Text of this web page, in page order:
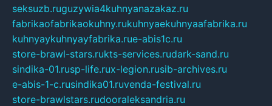
seksuzb.ruguzywia4kuhnyanazakaz.ru
fabrikaofabrikaokuhny.rukuhnyaekuhnyaafabrika.ru
kuhnyaykuhnyayfabrika.rue-abis1c.ru
store-brawl-stars.rukts-services.rudark-sand.ru
sindika-01.rusp-life.rux-legion.rusib-archives.ru
e-abis-1-c.rusindika01.ruvenda-festival.ru
store-brawlstars.rudooraleksandria.ru